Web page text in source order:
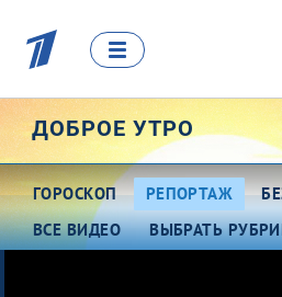
ДОБРОЕ УТРО
ГОРОСКОП РЕПОРТАЖ
ВСЕ ВИДЕО
ВЫБРАТЬ